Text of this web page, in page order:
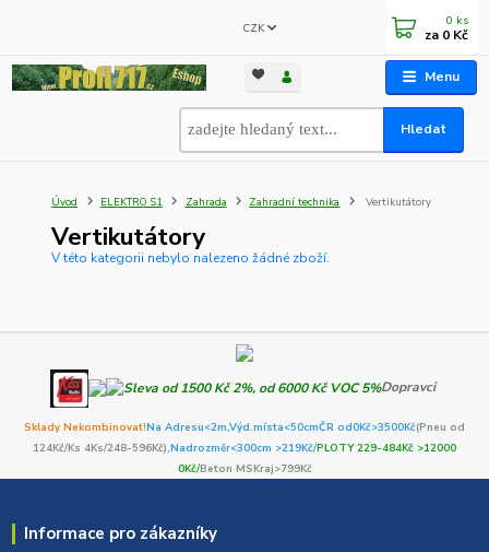
Menu
CZK
Hledat
0 ks
za 0 Kč
Úvod ELEKTRO S1 Zahrada Zahradní technika Vertikutátory
Vertikutátory
V této kategorii nebylo nalezeno žádné zboží.
Dopravci
Sklady Nekombinovat!Na Adresu<2m,Výd.místa<50cmČR od0Kč>3500Kč(Pneu od
124Kč/Ks 4Ks/248-596Kč),Nadrozměr<300cm >219Kč/PLOTY 229-484Kč >12000
0Kč/Beton MSKraj>799Kč
Informace pro zákazníky